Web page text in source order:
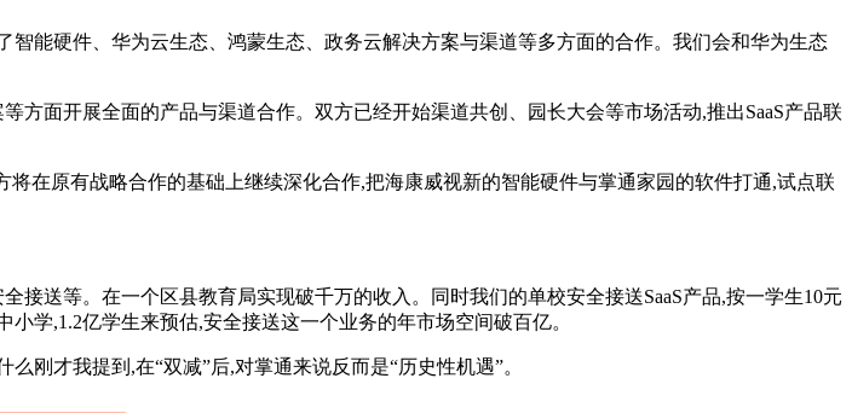
硬件、华为云生态、鸿蒙生态、政务云解决方案与渠道等多方面的合作。我们会和华为生态
面开展全面的产品与渠道合作。双方已经开始渠道共创、园长大会等市场活动,推出SaaS产品联
原有战略合作的基础上继续深化合作,把海康威视新的智能硬件与掌通家园的软件打通,试点联
送等。在一个区县教育局实现破千万的收入。同时我们的单校安全接送SaaS产品,按一学生10元
学,1.2亿学生来预估,安全接送这一个业务的年市场空间破百亿。
才我提到,在“双减”后,对掌通来说反而是“历史性机遇”。